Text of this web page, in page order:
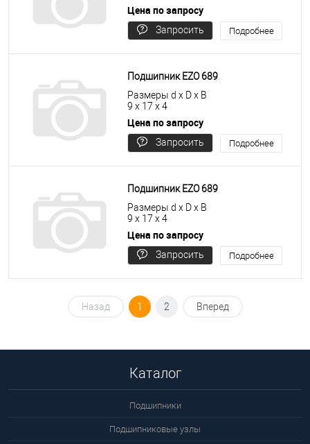
Цена по запросу
Запросить
Подробнее
Подшипник EZO 689
Размеры d x D x B
9 x 17 x 4
Цена по запросу
Запросить
Подробнее
Подшипник EZO 689
Размеры d x D x B
9 x 17 x 4
Цена по запросу
Запросить
Подробнее
Назад 1 2 Вперед
Каталог
Подшипники
Подшипниковые узлы